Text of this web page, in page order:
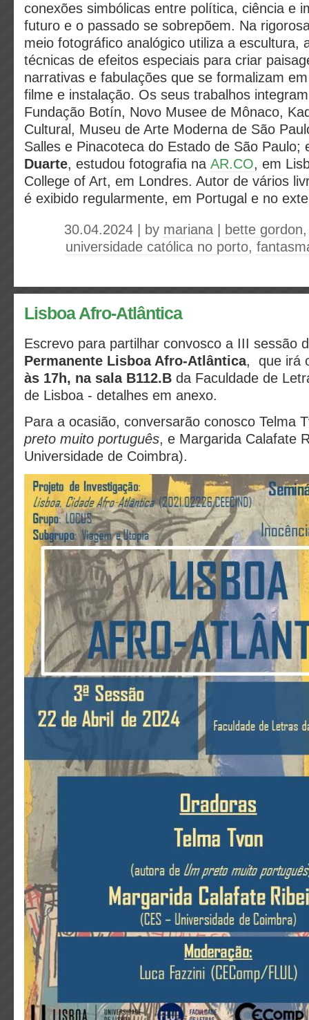
conexões simbólicas entre política, ciência e
futuro e o passado se sobrepõem. Na
meio fotográfico analógico utiliza a escultura,
técnicas de efeitos especiais para criar
narrativas e fabulações que se formalizam
filme e instalação. Os seus trabalhos
Fundação Botín, Novo Musee de Mônaco,
Cultural, Museu de Arte Moderna de São
Salles e Pinacoteca do Estado de São Paulo;
Duarte, estudou fotografia na AR.CO, em
College of Art, em Londres. Autor de vários
é exibido regularmente, em Portugal e no
30.04.2024 | by mariana bette gordon
universidade católica no porto,
Lisboa Afro-Atlântica
Escrevo para partilhar convosco a III sessão
Permanente Lisboa Afro-Atlântica, que irá
às 17h, na sala B112.B da Faculdade de
de Lisboa - detalhes em anexo.
Para a ocasião, conversarão conosco Telma
preto muito português, e Margarida Calafate
Universidade de Coimbra).